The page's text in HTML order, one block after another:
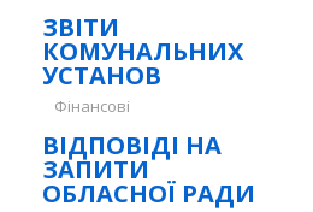
ЗВІТИ
КОМУНАЛЬНИХ
УСТАНОВ
Фінансові
ВІДПОВІДІ НА
ЗАПИТИ
ОБЛАСНОЇ РАДИ